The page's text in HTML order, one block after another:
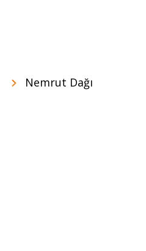
Nemrut Dağı